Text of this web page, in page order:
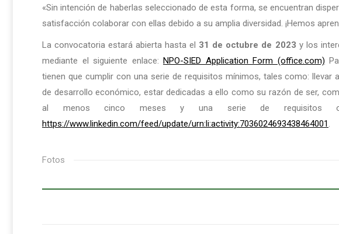
«Sin intención de haberlas seleccionado de esta forma, se encuentran
satisfacción colaborar con ellas debido a su amplia diversidad. ¡Hemos
La convocatoria estará abierta hasta el 31 de octubre de 2023 y los
mediante el siguiente enlace: NPO-SIED Application Form (office.com)
tienen que cumplir con una serie de requisitos mínimos, tales como:
de desarrollo económico, estar dedicadas a ello como su razón de ser,
al menos cinco meses y una serie de requisitos
https://www.linkedin.com/feed/update/urn:li:activity:7036024693438464001.
Fotos